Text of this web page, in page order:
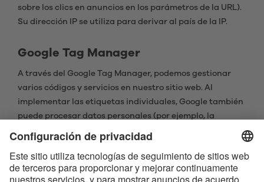
sobre los clics en anuncios en los parámetros de la URL).
Su dirección IP se utiliza para derivar al país de la IP.
Google Tag Manager
A través del Google Tag Manager, podemos gestionar
varios códigos y servicios en nuestro sitio web. Al
implementar las etiquetas individuales, Google también
puede procesar datos personales (por ejemplo, la
dirección IP, los identificadores en línea (incluidas las
cookies)). El tratamiento de datos se lleva a cabo sobre la
base de un Acuerdo para el tratamiento de datos
personales por encargo con Google.